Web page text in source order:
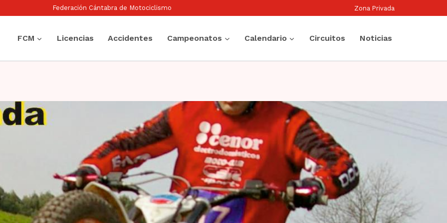
Federación Cántabra de Motociclismo Zona Privada
FCM Licencias Accidentes Campeonatos Calendario Circuitos Noticias